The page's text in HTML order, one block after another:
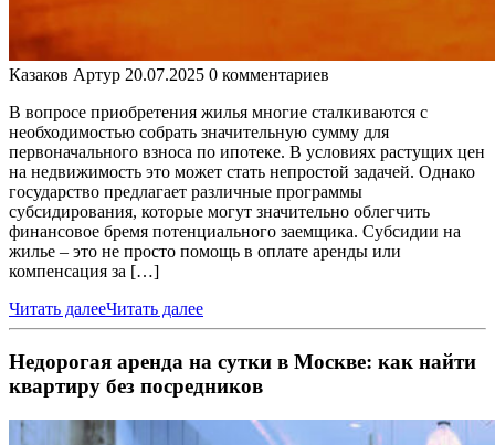
Казаков Артур 20.07.2025 0 комментариев
В вопросе приобретения жилья многие сталкиваются с
необходимостью собрать значительную сумму для
первоначального взноса по ипотеке. В условиях растущих цен
на недвижимость это может стать непростой задачей. Однако
государство предлагает различные программы
субсидирования, которые могут значительно облегчить
финансовое бремя потенциального заемщика. Субсидии на
жилье – это не просто помощь в оплате аренды или
компенсация за […]
Читать далееЧитать далее
Недорогая аренда на сутки в Москве: как найти
квартиру без посредников